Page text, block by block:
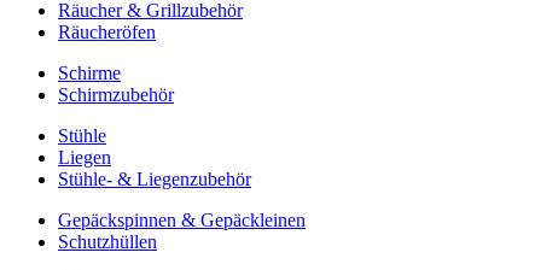
Räucher & Grillzubehör
Räucheröfen
Schirme
Schirmzubehör
Stühle
Liegen
Stühle- & Liegenzubehör
Gepäckspinnen & Gepäckleinen
Schutzhüllen